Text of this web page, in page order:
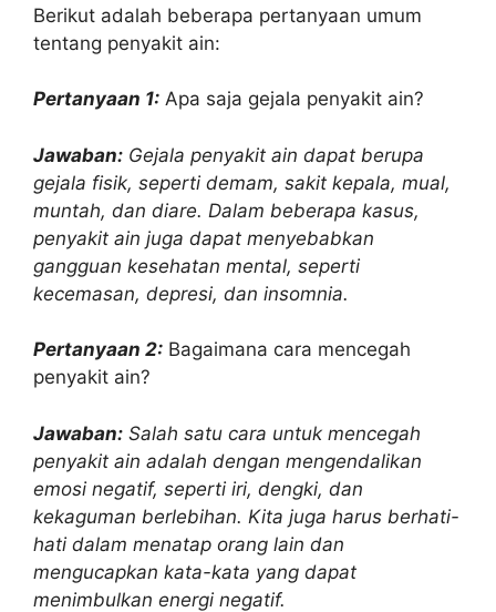
Berikut adalah beberapa pertanyaan umum
tentang penyakit ain:
Pertanyaan 1: Apa saja gejala penyakit ain?
Jawaban: Gejala penyakit ain dapat berupa
gejala fisik, seperti demam, sakit kepala, mual,
muntah, dan diare. Dalam beberapa kasus,
penyakit ain juga dapat menyebabkan
gangguan kesehatan mental, seperti
kecemasan, depresi, dan insomnia.
Pertanyaan 2: Bagaimana cara mencegah
penyakit ain?
Jawaban: Salah satu cara untuk mencegah
penyakit ain adalah dengan mengendalikan
emosi negatif, seperti iri, dengki, dan
kekaguman berlebihan. Kita juga harus berhati-
hati dalam menatap orang lain dan
mengucapkan kata-kata yang dapat
menimbulkan energi negatif.